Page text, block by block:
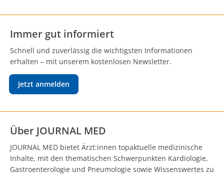
Immer gut informiert
Schnell und zuverlässig die wichtigsten Informationen
erhalten – mit unserem kostenlosen Newsletter.
Jetzt anmelden
Über JOURNAL MED
JOURNAL MED bietet Ärzt:innen topaktuelle medizinische
Inhalte, mit den thematischen Schwerpunkten Kardiologie,
Gastroenterologie und Pneumologie sowie Wissenswertes zu